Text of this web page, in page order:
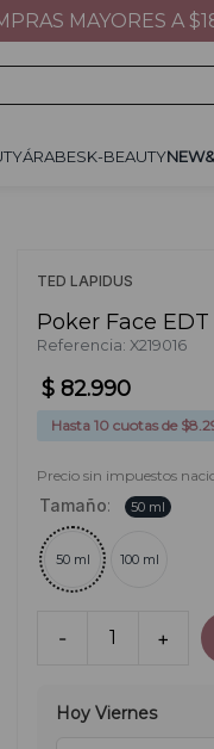
EN COMPRAS
ÁRABESK-BEAUTY
TED LAPIDUS
Poker Face EDT
Referencia:X219016
$ 82.990
Hasta10 cuotas de $
Precio sin impuestos
Tamaño: 50 ml
50 ml 100 ml
- 1 +
HoyViernes